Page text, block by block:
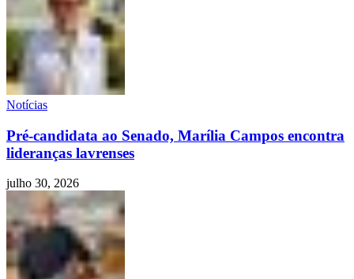
Notícias
Pré-candidata ao Senado, Marília Campos encontra
lideranças lavrenses
julho 30, 2026